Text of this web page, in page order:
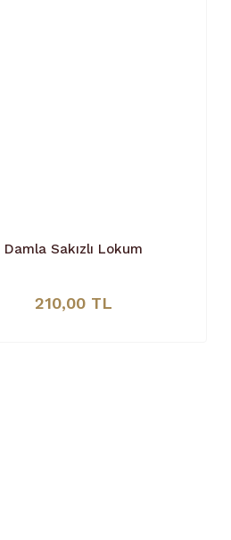
Damla Sakızlı Lokum
210,00 TL